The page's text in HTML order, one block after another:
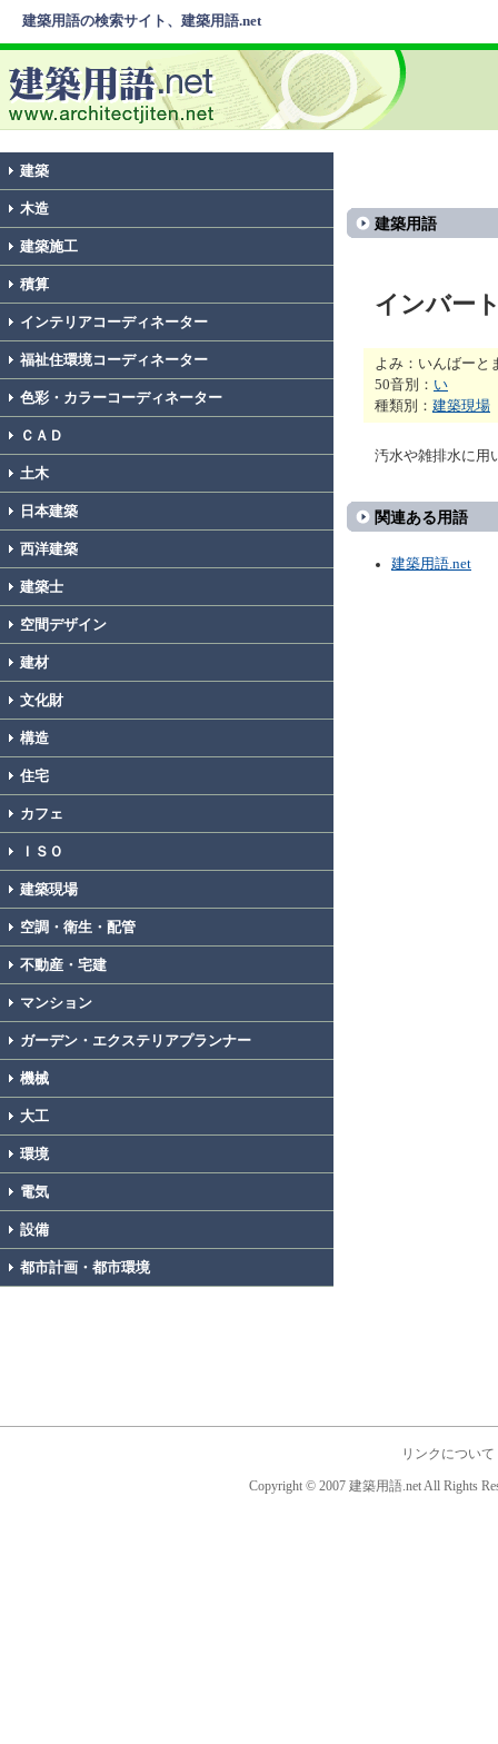
建築用語の検索サイト、建築用語.net
建築
木造
建築施工
積算
インテリアコーディネーター
福祉住環境コーディネーター
色彩・カラーコーディネーター
ＣＡＤ
土木
日本建築
西洋建築
建築士
空間デザイン
建材
文化財
構造
住宅
カフェ
ＩＳＯ
建築現場
空調・衛生・配管
不動産・宅建
マンション
ガーデン・エクステリアプランナー
機械
大工
環境
電気
設備
都市計画・都市環境
建築用語
インバー
よみ：いんばーと
50音別： い
種類別： 建築現場
汚水や雑排水に用
関連ある用語
建築用語.net
リンクについて
Copyright © 2007 建築用語.net All Rights